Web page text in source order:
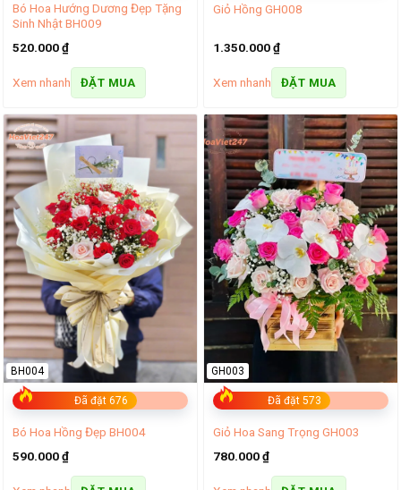
Bó Hoa Hướng Dương Đẹp Tặng
Sinh Nhật BH009
520.000₫
Xem nhanh ĐẶT MUA
Giỏ Hồng GH008
1.350.000₫
Xem nhanh ĐẶT MUA
Đã đặt 676
BH004
Bó Hoa Hồng Đẹp BH004
590.000₫
Đã đặt 573
GH003
Giỏ Hoa Sang Trọng GH003
780.000₫